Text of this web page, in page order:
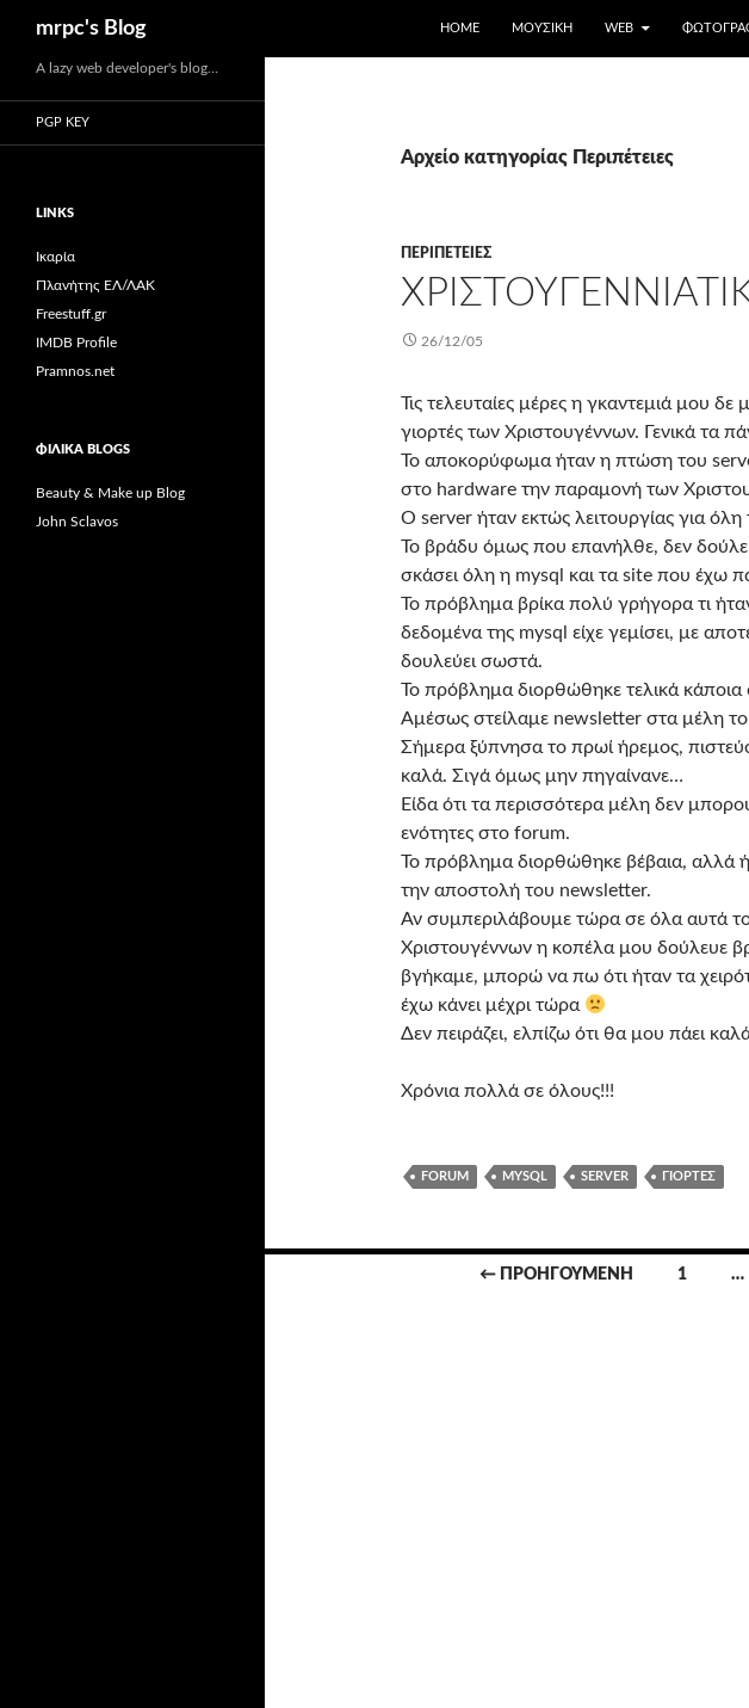
Μετάβαση
σε
περιεχόμενο
mrpc's Blog HOME ΜΟΥΣΙΚΉ WEB
Αρχείο κατηγορίας Περιπέτειες
ΠΕΡΙΠΈΤΕΙΕΣ
26/12/05
Τις τελευταίες μέρες η γκαντεμιά μου
γιορτές των Χριστουγέννων. Γενικά τα
Το αποκορύφωμα ήταν η πτώση του
στο hardware την παραμονή των
Ο server ήταν εκτώς λειτουργίας για όλη
Το βράδυ όμως που επανήλθε, δεν
σκάσει όλη η mysql και τα site που έχω
Το πρόβλημα βρίκα πολύ γρήγορα τι
δεδομένα της mysql είχε γεμίσει, με
δουλεύει σωστά.
Το πρόβλημα διορθώθηκε τελικά κάποια
Αμέσως στείλαμε newsletter στα μέλη
Σήμερα ξύπνησα το πρωί ήρεμος,
καλά. Σιγά όμως μην πηγαίνανε…
Είδα ότι τα περισσότερα μέλη δεν
ενότητες στο forum.
Το πρόβλημα διορθώθηκε βέβαια, αλλά
την αποστολή του newsletter.
Αν συμπεριλάβουμε τώρα σε όλα αυτά το
Χριστουγέννων η κοπέλα μου δούλευε
βγήκαμε, μπορώ να πω ότι ήταν τα
έχω κάνει μέχρι τώρα
Δεν πειράζει, ελπίζω ότι θα μου πάει
Χρόνια πολλά σε όλους!!!
FORUM MYSQL SERVER ΓΙΟΡΤΈΣ
← ΠΡΟΗΓΟΎΜΕΝΗ 1 …
A lazy web developer's blog…
PGP KEY
LINKS
Ικαρία
Πλανήτης ΕΛ/ΛΑΚ
Freestuff.gr
IMDB Profile
Pramnos.net
ΦΙΛΙΚΆ BLOGS
Beauty & Make up Blog
John Sclavos